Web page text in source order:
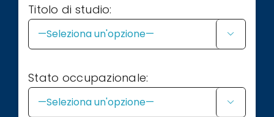
Titolo di studio:

Stato occupazionale:
